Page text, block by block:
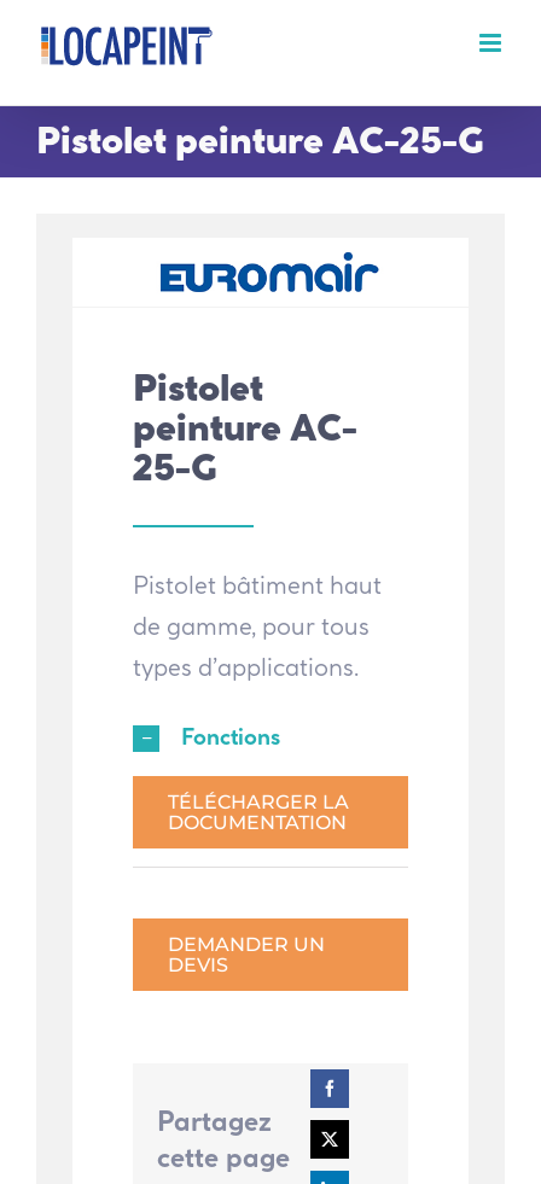
Passer
contenu
Pistolet peinture AC-25-G
Pistolet
peinture AC-
25-G
Pistolet bâtiment haut
de gamme, pour tous
types d’applications.
Fonctions
TÉLÉCHARGER LA
DOCUMENTATION
DEMANDER UN
DEVIS
Partagez
cette page